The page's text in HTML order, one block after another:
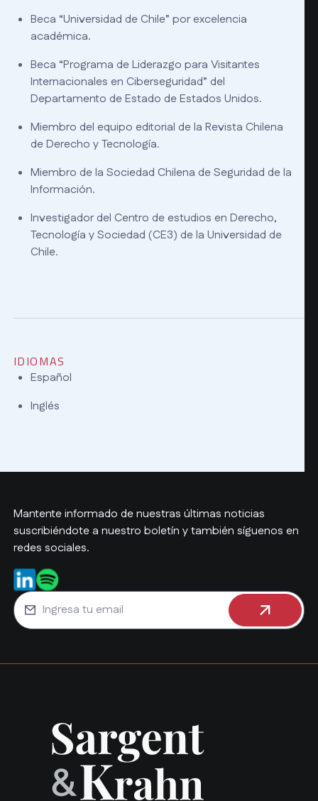
Beca “Universidad de Chile” por excelencia
académica.
Beca “Programa de Liderazgo para Visitantes
Internacionales en Ciberseguridad” del
Departamento de Estado de Estados Unidos.
Miembro del equipo editorial de la Revista Chilena
de Derecho y Tecnología.
Miembro de la Sociedad Chilena de Seguridad de la
Información.
Investigador del Centro de estudios en Derecho,
Tecnología y Sociedad (CE3) de la Universidad de
Chile.
IDIOMAS
Español
Inglés
Mantente informado de nuestras últimas noticias
suscribiéndote a nuestro boletín y también síguenos en
redes sociales.